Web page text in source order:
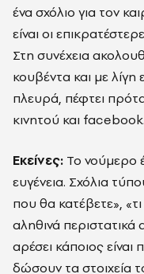
ένα σχόλιο για τον
είναι οι
Στη συνέχεια
κουβέντα και με
πλευρά, πέφτει
κινητού και facebook.
Εκείνες: Το νούμερο
ευγένεια. Σχόλια
που θα κατέβετε»,
αληθινά
αρέσει κάποιος
δώσουν τα στοιχεία